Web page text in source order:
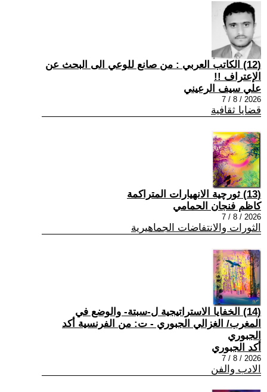
(12) الكاتب العربي : من صانع للوعي الى البحث عن
الإعتراف !!
علي سيف الرعيني
2026 / 8 / 7
قضايا ثقافية
(13) ثورچية الانهيارات المتراكمة
كاظم فنجان الحمامي
2026 / 8 / 7
الثورات والانتفاضات الجماهيرية
(14) الخفايا الاستراتيجية ل-سبتة- والوضع في
المغرب/ الغزالي الجبوري - ت: من الفرنسية أكد
الجبوري
أكد الجبوري
2026 / 8 / 7
الادب والفن